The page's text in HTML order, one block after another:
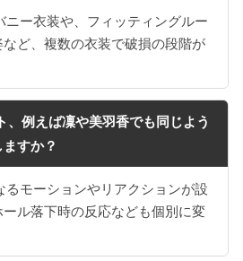
ニー衣装や、フィッティングルー
ど、複数の衣装で破損の段階が
、例えば凜や美羽香でも同じよう
すか？
るモーションやリアクションが設
ル落下時の反応なども個別に変